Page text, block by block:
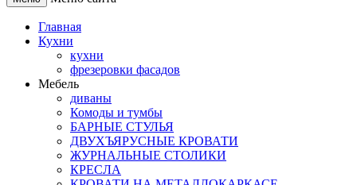
Главная
Кухни
кухни
фрезеровки фасадов
Мебель
диваны
Комоды и тумбы
БАРНЫЕ СТУЛЬЯ
ДВУХЪЯРУСНЫЕ КРОВАТИ
ЖУРНАЛЬНЫЕ СТОЛИКИ
КРЕСЛА